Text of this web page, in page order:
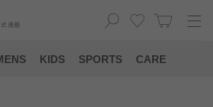
式通販
KIDS SPORTS CARE